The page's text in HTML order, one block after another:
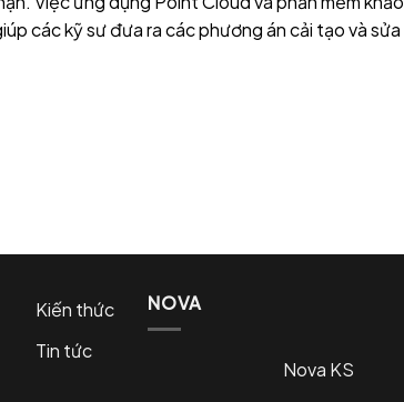
các kỹ sư đưa ra các phương án cải tạo và sửa
Kiến thức
Tin tức
NOVA
Nova KS